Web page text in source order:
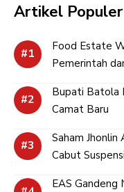
Artikel Populer
Food Estate
Pemerintah
Bupati Batola
Camat Baru
Saham Jhonlin
Cabut Suspensi
EAS